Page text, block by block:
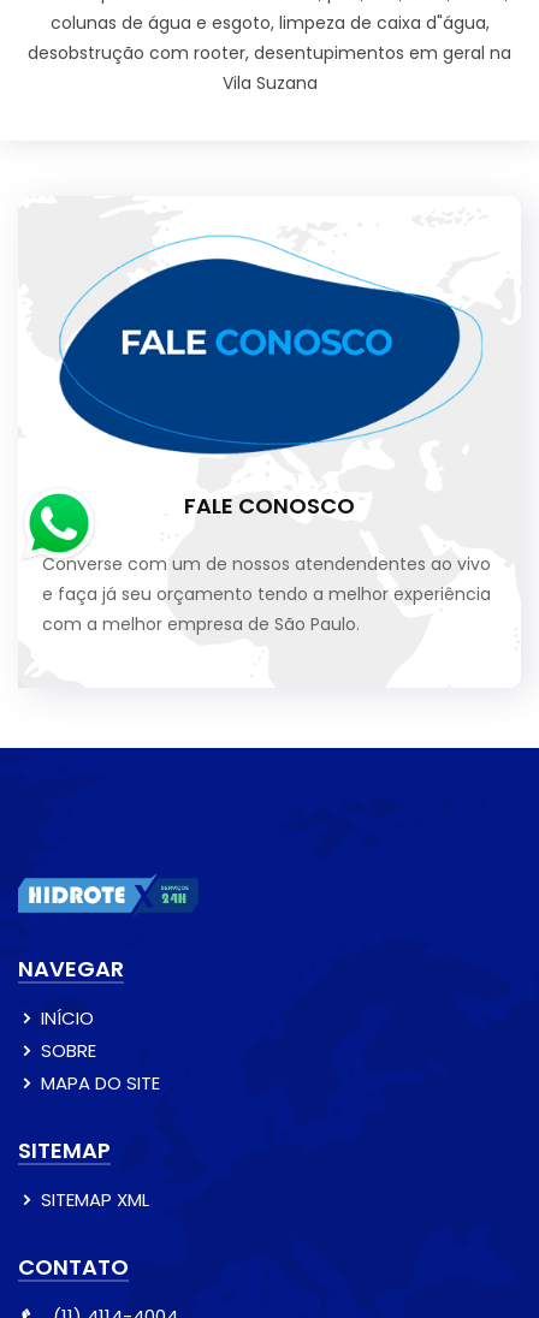
colunas de água e esgoto, limpeza de caixa d"água,
desobstrução com rooter, desentupimentos em geral na
Vila Suzana
FALE CONOSCO
Converse com um de nossos atendendentes ao vivo
e faça já seu orçamento tendo a melhor experiência
com a melhor empresa de São Paulo.
NAVEGAR
INÍCIO
SOBRE
MAPA DO SITE
SITEMAP
SITEMAP XML
CONTATO